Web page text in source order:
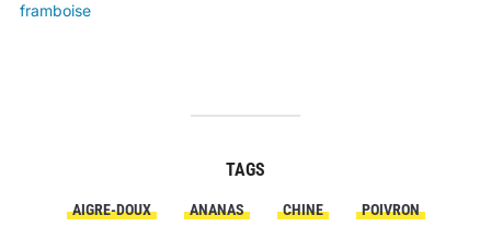
framboise
TAGS
AIGRE-DOUX ANANAS CHINE
POIVRON